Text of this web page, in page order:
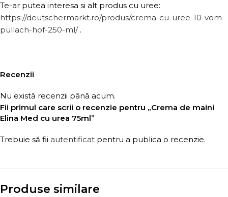
Te-ar putea interesa si alt produs cu uree:
https://deutschermarkt.ro/produs/crema-cu-uree-10-vom-
pullach-hof-250-ml/.
Recenzii
Nu există recenzii până acum.
Fii primul care scrii o recenzie pentru „Crema de maini
Elina Med cu urea 75ml”
Trebuie să fii autentificat pentru a publica o recenzie.
Produse similare